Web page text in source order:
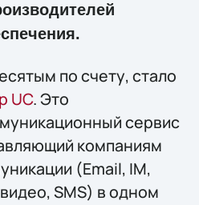
по счету, стало
UC. Это
сервис
компаниям
(Email, IM,
SMS) в одном